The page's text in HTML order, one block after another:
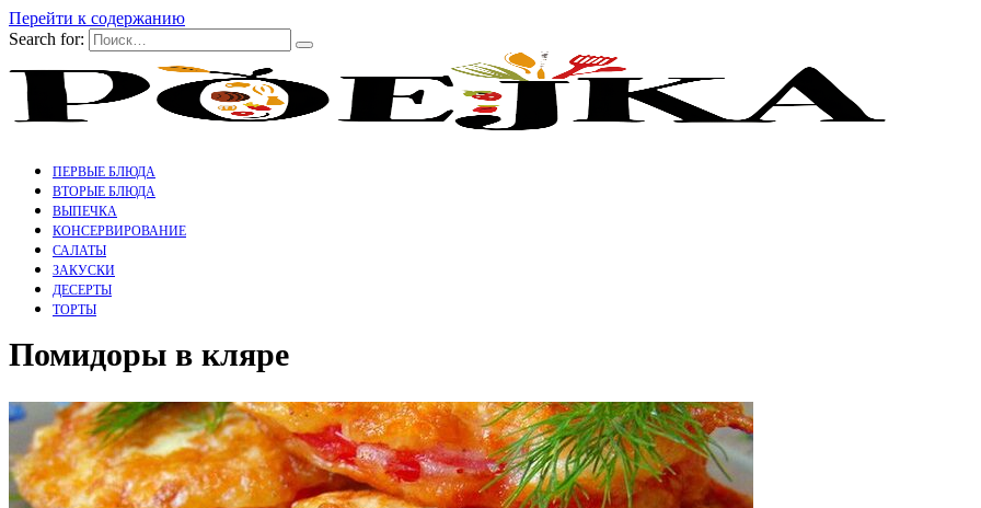
Перейти к содержанию
Search for:
ПЕРВЫЕ БЛЮДА
ВТОРЫЕ БЛЮДА
ВЫПЕЧКА
КОНСЕРВИРОВАНИЕ
САЛАТЫ
ЗАКУСКИ
ДЕСЕРТЫ
ТОРТЫ
Помидоры в кляре